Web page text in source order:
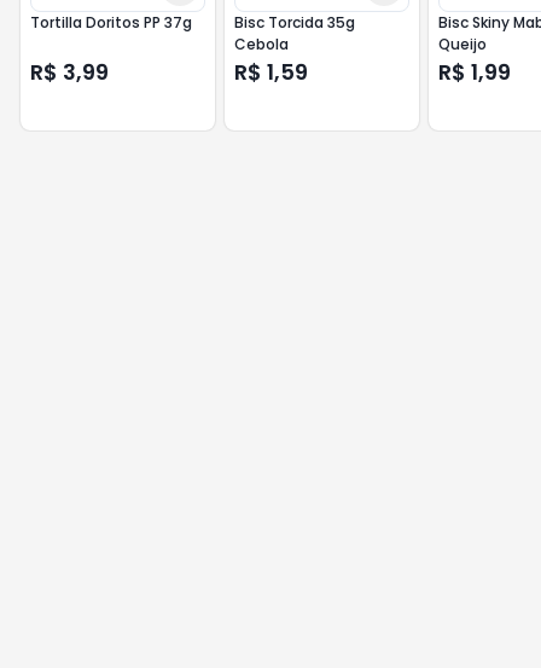
Tortilla Doritos PP 37g
R$ 3,99
Bisc Torcida 35g
Cebola
R$ 1,59
Bisc Skiny
Queijo
R$ 1,99